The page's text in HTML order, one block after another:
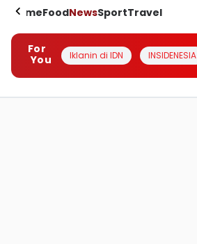
HomeFoodNewsSportTravel
For
You
Iklanin di IDN INSIDENESIA